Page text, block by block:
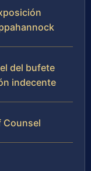
del bufete
indecente
Counsel